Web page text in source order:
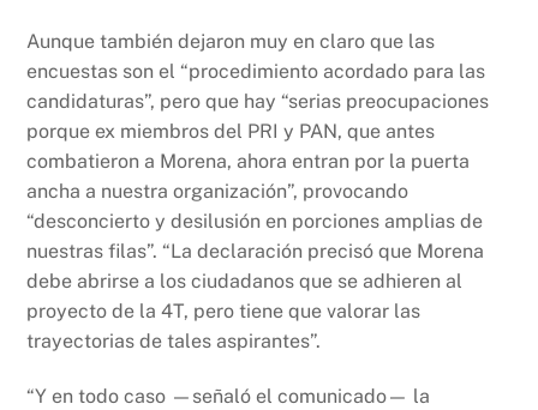
Aunque también dejaron muy en claro que las
encuestas son el “procedimiento acordado para las
candidaturas”, pero que hay “serias preocupaciones
porque ex miembros del PRI y PAN, que antes
combatieron a Morena, ahora entran por la puerta
ancha a nuestra organización”, provocando
“desconcierto y desilusión en porciones amplias de
nuestras filas”. “La declaración precisó que Morena
debe abrirse a los ciudadanos que se adhieren al
proyecto de la 4T, pero tiene que valorar las
trayectorias de tales aspirantes”.
“Y en todo caso —señaló el comunicado— la